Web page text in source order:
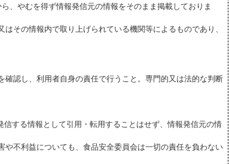
、やむを得ず情報発信元の情報をそのまま掲載しておりま
その情報内で取り上げられている機関等によるものであり、
認し、利用者自身の責任で行うこと。専門的又は法的な判断
る情報として引用・転用することはせず、情報発信元の情
不利益についても、食品安全委員会は一切の責任を負わない